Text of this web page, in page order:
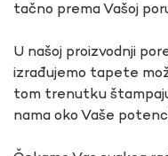
tačno prema Vašoj
U našoj proizvodnji
izrađujemo tapete
tom trenutku
nama oko Vaše